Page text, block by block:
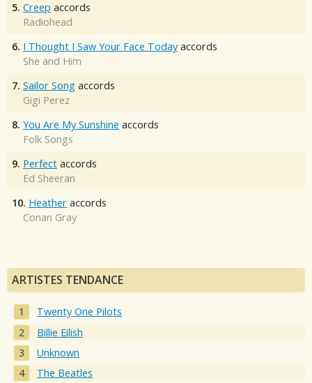
5. Creep accords
Radiohead
6. I Thought I Saw Your Face Today accords
She and Him
7. Sailor Song accords
Gigi Perez
8. You Are My Sunshine accords
Folk Songs
9. Perfect accords
Ed Sheeran
10. Heather accords
Conan Gray
ARTISTES TENDANCE
Twenty One Pilots
Billie Eilish
Unknown
The Beatles